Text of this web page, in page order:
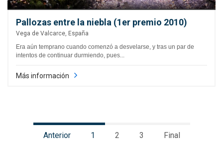
Pallozas entre la niebla (1er premio 2010)
Vega de Valcarce, España
Era aún temprano cuando comenzó a desvelarse, y tras un par de
intentos de continuar durmiendo, pues...
Más información
Anterior 1 2 3 Final